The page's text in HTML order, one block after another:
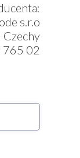
s.r.o
Czechy
765 02